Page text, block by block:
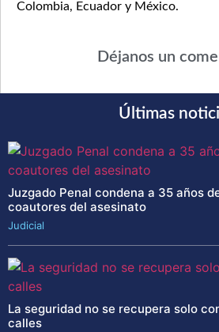
Colombia, Ecuador y México.
Déjanos un
Últimas
Juzgado Penal condena a 35 años
coautores del asesinato
Judicial
La seguridad no se recupera solo
calles